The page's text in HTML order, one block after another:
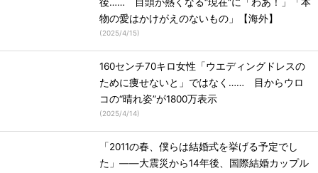
物の愛はかけがえのないもの」【海外】
(2025/4/15)
160センチ70キロ女性「ウエディングドレスの
ために痩せないと」ではなく…… 目からウロ
コの“晴れ姿”が1800万表示
(2025/4/14)
「2011の春、僕らは結婚式を挙げる予定でし
た」――大震災から14年後、国際結婚カップル